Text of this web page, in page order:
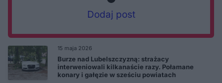
15 maja 2026
Burze nad Lubelszczyzną: strażacy
interweniowali kilkanaście razy. Połamane
konary i gałęzie w sześciu powiatach
Dodaj post